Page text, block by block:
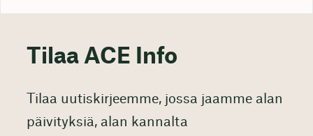
Tilaa ACE Info
Tilaa uutiskirjeemme, jossa jaamme alan
päivityksiä, alan kannalta